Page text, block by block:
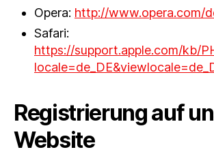
Opera: http://www.opera.com/
Safari:
https://support.apple.com/kb/
Registrierung auf
Website